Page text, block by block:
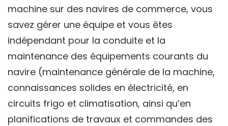
machine sur des navires de commerce, vous
savez gérer une équipe et vous êtes
indépendant pour la conduite et la
maintenance des équipements courants du
navire (maintenance générale de la machine,
connaissances solides en électricité, en
circuits frigo et climatisation, ainsi qu’en
planifications de travaux et commandes des